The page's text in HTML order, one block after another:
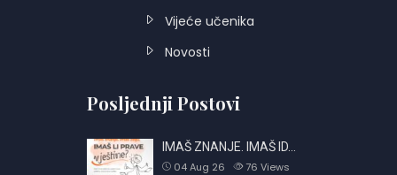
Vijeće učenika
Novosti
Posljednji Postovi
IMAŠ ZNANJE. IMAŠ ID…
04 Aug 26
76 Views